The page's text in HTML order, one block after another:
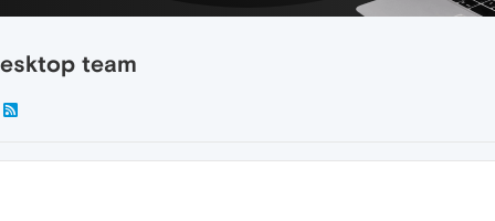
team